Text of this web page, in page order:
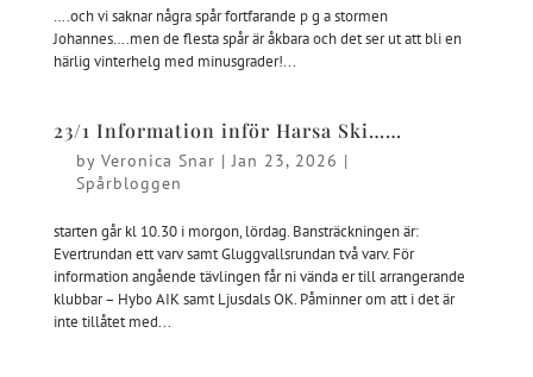
….och vi saknar några spår fortfarande p g a stormen
Johannes….men de flesta spår är åkbara och det ser ut att bli en
härlig vinterhelg med minusgrader!...
23/1 Information inför Harsa Ski……
by Veronica Snar |Jan 23, 2026 |
Spårbloggen
starten går kl 10.30 i morgon, lördag. Bansträckningen är:
Evertrundan ett varv samt Gluggvallsrundan två varv. För
information angående tävlingen får ni vända er till arrangerande
klubbar – Hybo AIK samt Ljusdals OK. Påminner om att i det är
inte tillåtet med...